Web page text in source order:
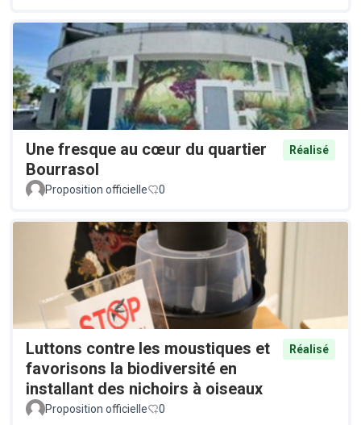
Une fresque au cœur du quartier
Bourrasol
Réalisé
Proposition officielle 0
Luttons contre les moustiques et
favorisons la biodiversité en
installant des nichoirs à oiseaux
Réalisé
Proposition officielle 0